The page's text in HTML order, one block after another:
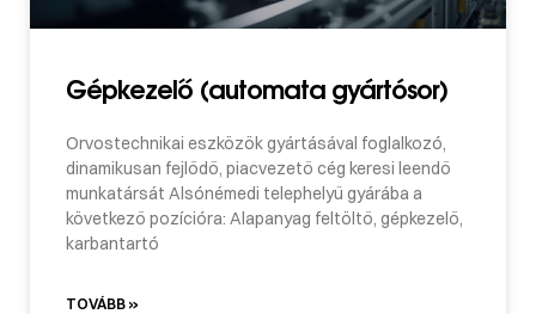
Gépkezelő (automata gyártósor)
Orvostechnikai eszközök gyártásával foglalkozó,
dinamikusan fejlődő, piacvezető cég keresi leendő
munkatársát Alsónémedi telephelyű gyárába a
következő pozícióra: Alapanyag feltöltő, gépkezelő,
karbantartó
TOVÁBB »